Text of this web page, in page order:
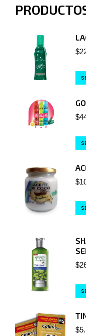
$
$
$
$
$